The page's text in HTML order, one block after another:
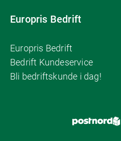
Europris Bedrift
Europris Bedrift
Bedrift Kundeservice
Bli bedriftskunde i dag!